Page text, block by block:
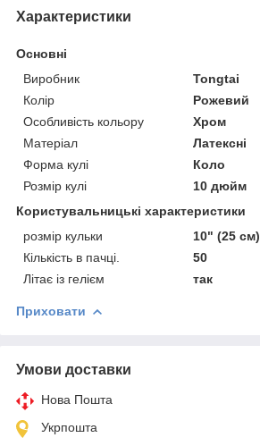
Характеристики
Основні
Виробник
Tongtai
Колір
Рожевий
Особливість кольору
Хром
Матеріал
Латексні
Форма кулі
Коло
Розмір кулі
10 дюйм
Користувальницькі характеристики
розмір кульки
10" (25 см)
Кількість в пачці.
50
Літає із гелієм
так
Приховати
Умови доставки
Нова Пошта
Укрпошта